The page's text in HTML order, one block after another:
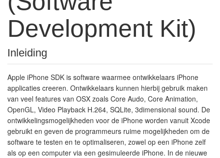
Development Kit)
Inleiding
Apple iPhone SDK is software waarmee ontwikkelaars iPhone
applicaties creeren. Ontwikkelaars kunnen hierbij gebruik maken
van veel features van OSX zoals Core Audo, Core Animation,
OpenGL, Video Playback H.264, SQLite, 3dimensional sound. De
ontwikkelingsmogelijkheden voor de iPhone worden vanuit Xcode
gebruikt en geven de programmeurs ruime mogelijkheden om de
software te testen en te optimaliseren, zowel op een iPhone zelf
als op een computer via een gesimuleerde iPhone. In de nieuwe